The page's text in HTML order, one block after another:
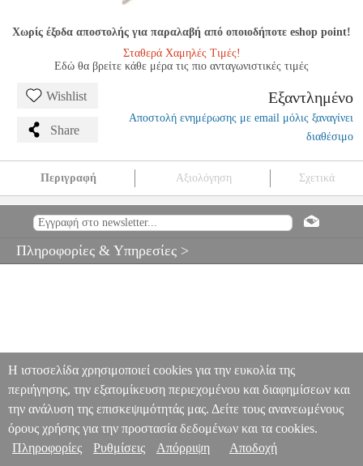
Χωρίς έξοδα αποστολής για παραλαβή από οποιοδήποτε eshop point!
Σταθερά Χαμηλές Τιμές!
Εδώ θα βρείτε κάθε μέρα τις πιο ανταγωνιστικές τιμές
Wishlist
Share
Εξαντλημένο
Αποστολή ενημέρωσης με email μόλις ξαναγίνει
διαθέσιμο
Περιγραφή Αξιολόγηση Σχετικά
MSC.303205 PLAYWOOD
ΑΞΕΣΟΥΑΡ
ΤΙΜΠΑΝΙΑ
Πληροφορίες & Υπηρεσίες >
Η ιστοσελίδα χρησιμοποιεί cookies για την ευκολία της
περιήγησης, την εξατομίκευση περιεχομένου και διαφημίσεων και
την ανάλυση της επισκεψιμότητάς μας. Δείτε τους ανανεωμένους
όρους χρήσης για την προστασία δεδομένων και τα cookies.
Πληροφορίες
Ρυθμίσεις Απόρριψη Αποδοχή